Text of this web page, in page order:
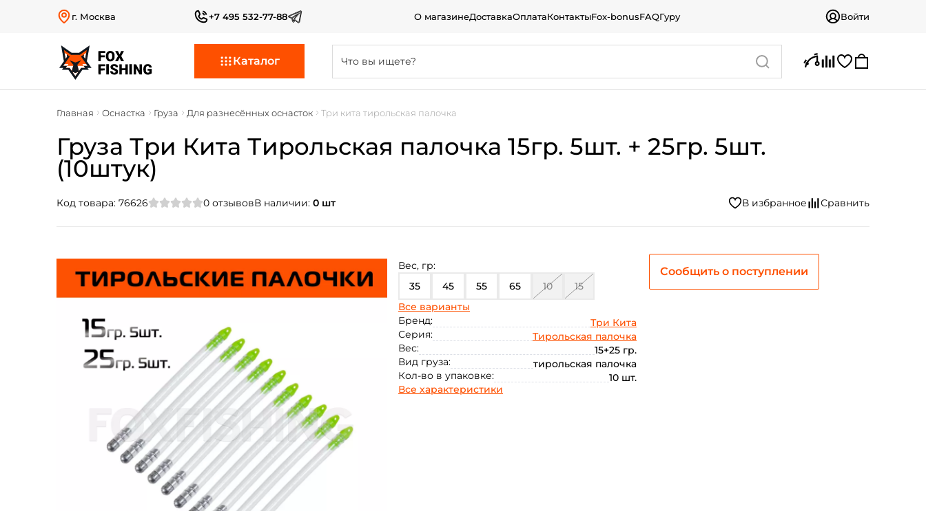
г. Москва +7 495 532-77-88 О магазинеДоставкаОплатаКонтактыFox-bonusFAQГуру Войти
Каталог
Главная Оснастка Груза Для разнесённых оснасток Три кита тирольская палочка
Груза Три Кита Тирольская палочка 15гр. 5шт. + 25гр. 5шт.
(10штук)
Код товара: 76626 0 отзывовВ наличии: 0 шт
Вес, гр:
35
45 55 65 10 15
15+25 20
Все варианты
Бренд:
Три Кита
Серия:
Тирольская палочка
Вес:
15+25 гр.
Вид груза:
тирольская палочка
Кол-во в упаковке:
10 шт.
Все характеристики
Сообщить о поступлении